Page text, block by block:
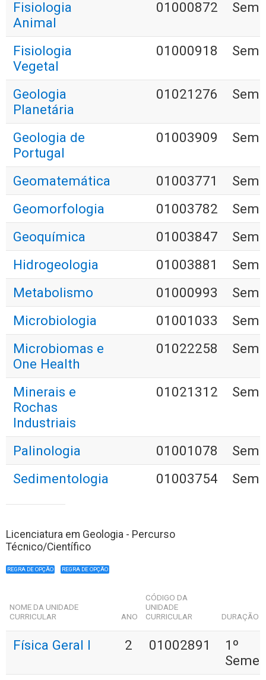
Fisiologia
Animal
01000872
Fisiologia
Vegetal
01000918
Geologia
Planetária
01021276
Geologia de
Portugal
01003909
Geomatemática 01003771
Geomorfologia
01003782
Geoquímica
01003847
Hidrogeologia
01003881
Metabolismo
01000993
Microbiologia
01001033
Microbiomas e
One Health
01022258
Minerais e
Rochas
Industriais
01021312
Palinologia 01001078
Sedimentologia
01003754
Licenciatura em Geologia - Percurso
Técnico/Científico
REGRA DE OPÇÃO REGRA DE OPÇÃO
NOME DA UNIDADE
CURRICULAR
ANO
CÓDIGO DA
UNIDADE
CURRICULAR
DURAÇÃO
Física Geral I 2 01002891
1º